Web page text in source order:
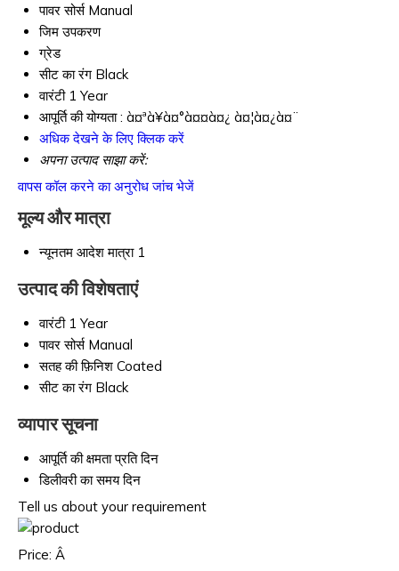
पावर सोर्स Manual
जिम उपकरण
ग्रेड
सीट का रंग Black
वारंटी 1 Year
आपूर्ति की योग्यता : à¤ªà¥à¤°à¤¤à¤¿ à¤¦à¤¿à¤¨
अधिक देखने के लिए क्लिक करें
अपना उत्पाद साझा करें:
वापस कॉल करने का अनुरोध जांच भेजें
मूल्य और मात्रा
न्यूनतम आदेश मात्रा 1
उत्पाद की विशेषताएं
वारंटी 1 Year
पावर सोर्स Manual
सतह की फ़िनिश Coated
सीट का रंग Black
व्यापार सूचना
आपूर्ति की क्षमता प्रति दिन
डिलीवरी का समय दिन
Tell us about your requirement
Price: Â